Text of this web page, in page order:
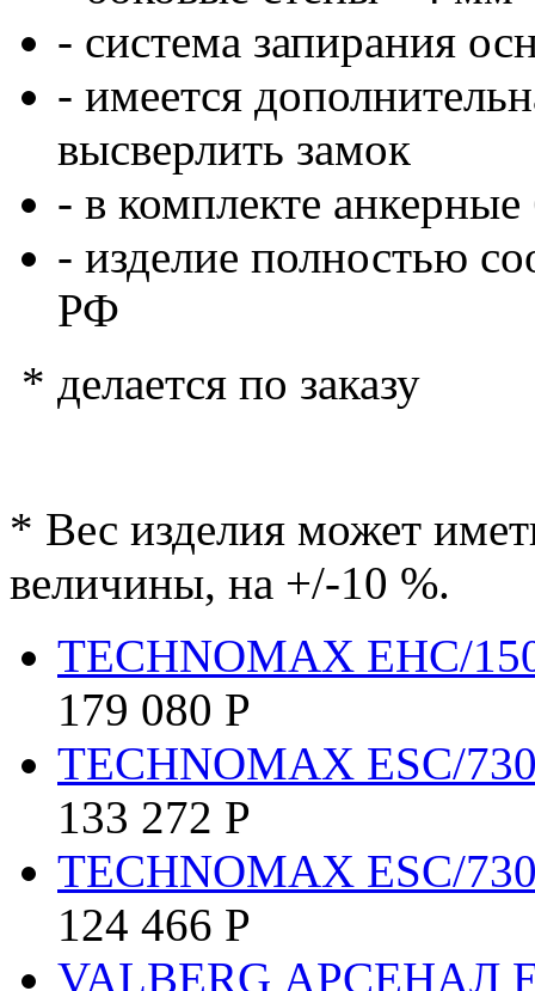
- система запирания
- имеется
высверлить замок
- в комплекте
- изделие полностью
РФ
* делается по заказу
* Вес изделия может
величины, на +/-10 %.
TECHNOMAX EHC/
179 080 Р
TECHNOMAX ESC/
133 272 Р
TECHNOMAX ESC/
124 466 Р
VALBERG АРСЕНАЛ